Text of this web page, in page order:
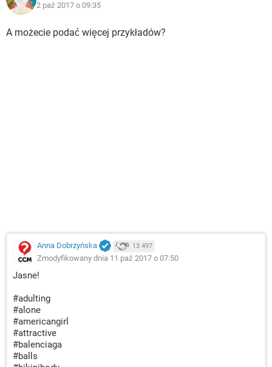
2 paź 2017 o 09:35
A możecie podać więcej przykładów?
Anna Dobrzyńska 13 497
Zmodyfikowany dnia 11 paź 2017 o 07:50
Jasne!
#adulting
#alone
#americangirl
#attractive
#balenciaga
#balls